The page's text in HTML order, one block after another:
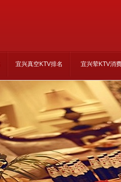
宜兴真空KTV排名 宜兴荤KTV消